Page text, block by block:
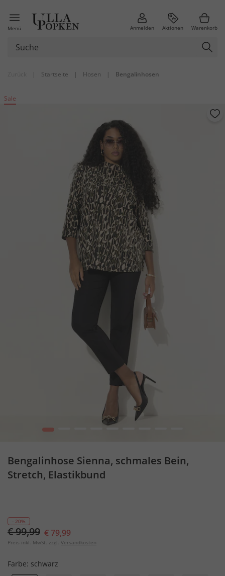
Menü Anmelden Aktionen Warenkorb
| Startseite | Hosen | Bengalinhosen
Sale
1
Bengalinhose Sienna, schmales Bein,
Stretch, Elastikbund
- 20%
€ 99,99 € 79,99
Preis inkl. MwSt. zzgl. Versandkosten
Farbe: schwarz